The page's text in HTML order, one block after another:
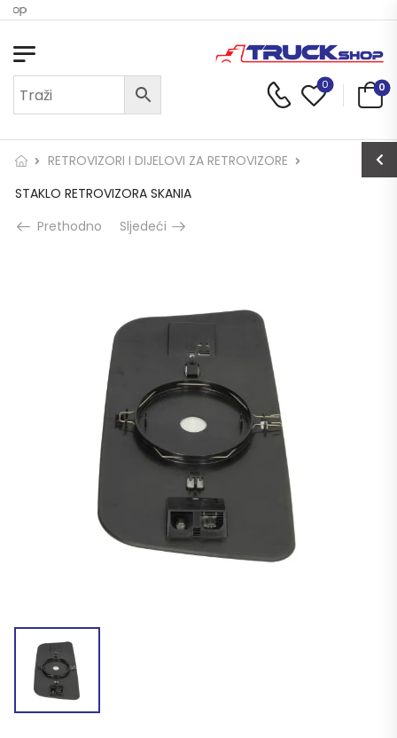
0 0
RETROVIZORI I DIJELOVI ZA RETROVIZORE
STAKLO RETROVIZORA SKANIA
Prethodno
Sljedeći